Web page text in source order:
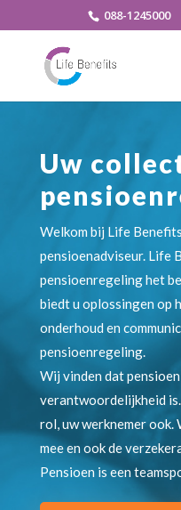
088-1245000
Uw
Welkom bij Life
pensioenadviseur. Life
pensioenregeling het
biedt u oplossingen op
onderhoud en
pensioenregeling.
Wij vinden dat
verantwoordelijkheid
rol, uw werknemer ook.
mee en ook de
Pensioen is een